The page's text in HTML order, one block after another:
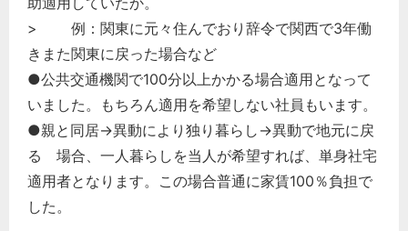
> 例：関東に元々住んでおり辞令で関西で3年働
きまた関東に戻った場合など
●公共交通機関で100分以上かかる場合適用となって
いました。もちろん適用を希望しない社員もいます。
●親と同居→異動により独り暮らし→異動で地元に戻
る 場合、一人暮らしを当人が希望すれば、単身社宅
適用者となります。この場合普通に家賃100％負担で
した。